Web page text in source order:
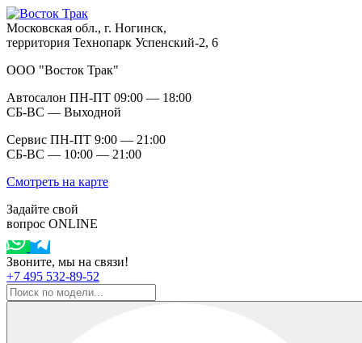
Московская обл., г. Ногинск,
территория Технопарк Успенский-2, 6
ООО "Восток Трак"
Автосалон ПН-ПТ 09:00 — 18:00
СБ-ВС — Выходной
Сервис ПН-ПТ 9:00 — 21:00
СБ-ВС — 10:00 — 21:00
Смотреть на карте
Задайте свой
вопрос ONLINE
Звоните, мы на связи!
+7 495 532-89-52